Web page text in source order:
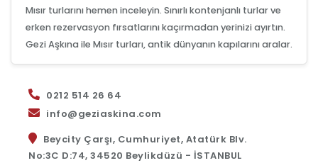
Mısır turlarını hemen inceleyin. Sınırlı kontenjanlı turlar ve
erken rezervasyon fırsatlarını kaçırmadan yerinizi ayırtın.
Gezi Aşkına ile Mısır turları, antik dünyanın kapılarını aralar.
0212 514 26 64
info@geziaskina.com
Beycity Çarşı, Cumhuriyet, Atatürk Blv.
No:3C D:74, 34520 Beylikdüzü - İSTANBUL